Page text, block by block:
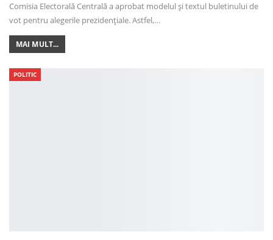
Comisia Electorală Centrală a aprobat modelul și textul buletinului de
vot pentru alegerile prezidențiale. Astfel,…
MAI MULT...
POLITIC